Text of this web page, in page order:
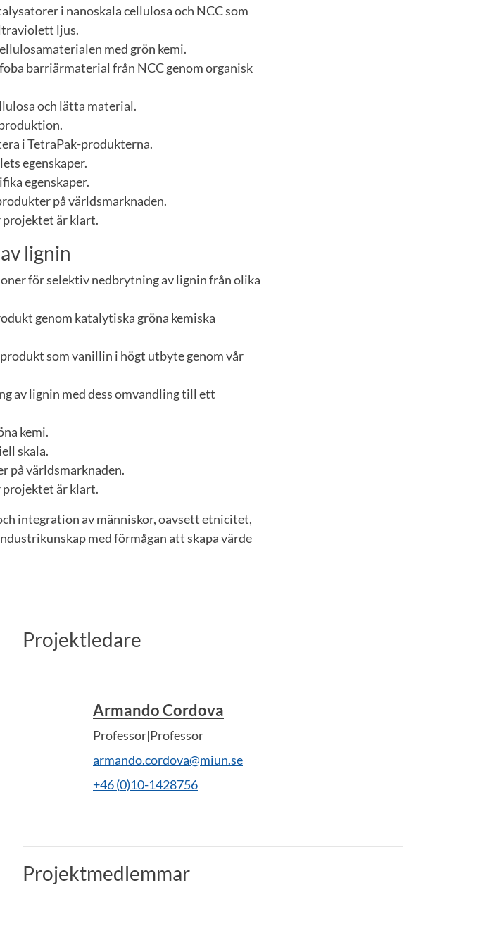
i nanoskala cellulosa och NCC som
ljus.
med grön kemi.
barriärmaterial från NCC genom organisk
och lätta material.
i TetraPak-produkterna.
egenskaper.
egenskaper.
på världsmarknaden.
projektet är klart.
lignin
för selektiv nedbrytning av lignin från olika
genom katalytiska gröna kemiska
som vanillin i högt utbyte genom vår
av lignin med dess omvandling till ett
kemi.
skala.
på världsmarknaden.
projektet är klart.
integration av människor, oavsett etnicitet,
med förmågan att skapa värde
Projektledare
Armando Cordova
Professor|Professor
armando.cordova@miun.se
+46 (0)10-1428756
Projektmedlemmar